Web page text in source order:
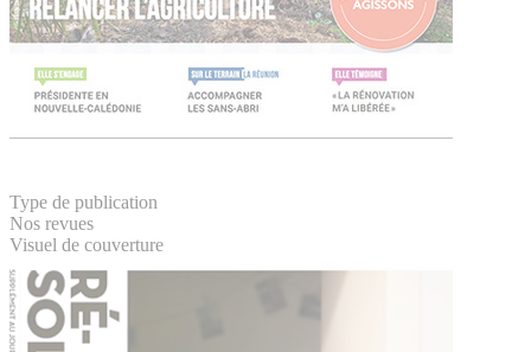
Type de publication
Nos revues
Visuel de couverture